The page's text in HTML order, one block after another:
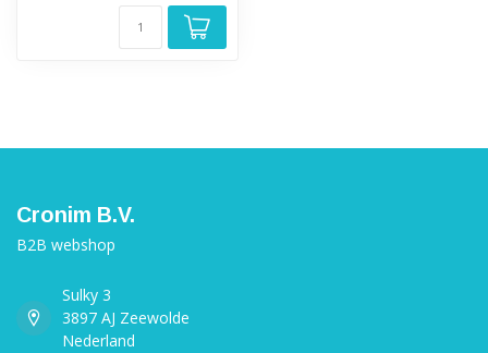
Cronim B.V.
B2B webshop
Sulky 3
3897 AJ Zeewolde
Nederland